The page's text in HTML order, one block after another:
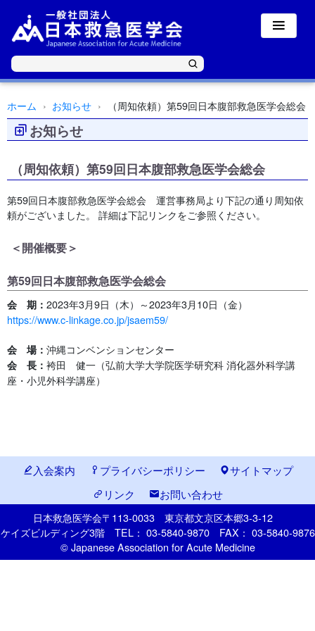
ホーム お知らせ （周知依頼）第59回日本腹部救急医学会総会
お知らせ
（周知依頼）第59回日本腹部救急医学会総会
第59回日本腹部救急医学会総会 運営事務局より下記の通り周知依
頼がございました。 詳細は下記リンクをご参照ください。
＜開催概要＞
第59回日本腹部救急医学会総会
会 期： 2023年3月9日（木）～2023年3月10日（金）
https://www.c-linkage.co.jp/jsaem59/
会 場： 沖縄コンベンションセンター
会 長： 袴田 健一（弘前大学大学院医学研究科 消化器外科学講
座・小児外科学講座）
入会案内 プライバシーポリシー
サイトマップ
リンク
お問い合わせ
日本救急医学会〒113-0033 東京都文京区本郷3-3-12
ケイズビルディング3階 TEL： 03-5840-9870 FAX： 03-5840-9876
© Japanese Association for Acute Medicine